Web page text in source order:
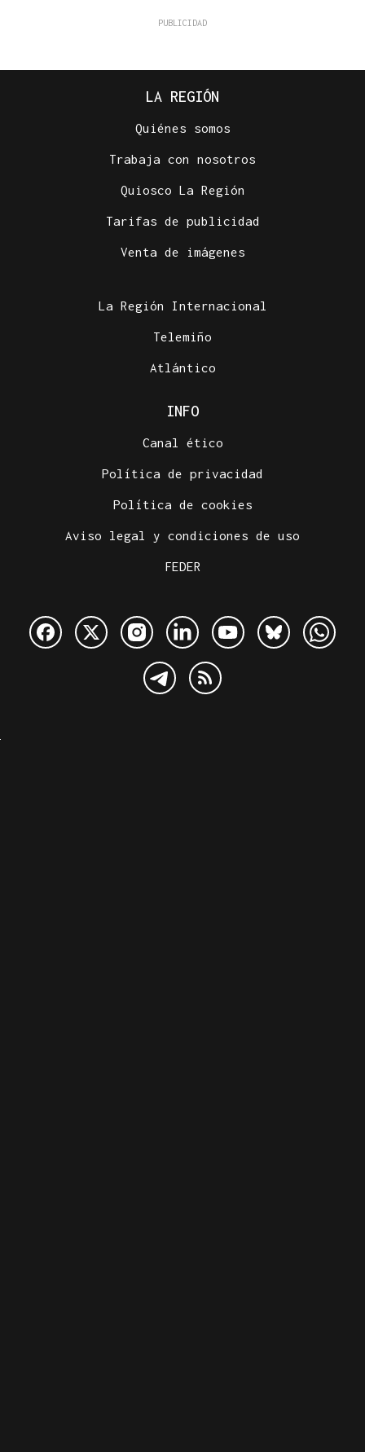
LA REGIÓN
Quiénes somos
Trabaja con nosotros
Quiosco La Región
Tarifas de publicidad
Venta de imágenes
La Región Internacional
Telemiño
Atlántico
INFO
Canal ético
Política de privacidad
Política de cookies
Aviso legal y condiciones de uso
FEDER